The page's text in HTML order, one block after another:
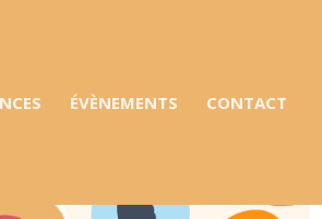
ÉVÈNEMENTS CONTACT